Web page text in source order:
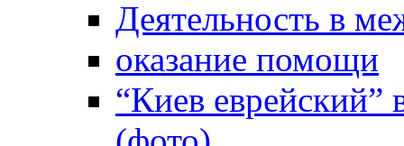
Деятельность в
оказание помощи
“Киев еврейский”